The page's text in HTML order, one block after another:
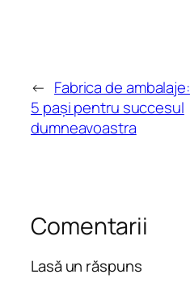
← Fabrica de ambalaje:
5 paşi pentru succesul
dumneavoastra
Comentarii
Lasă un răspuns